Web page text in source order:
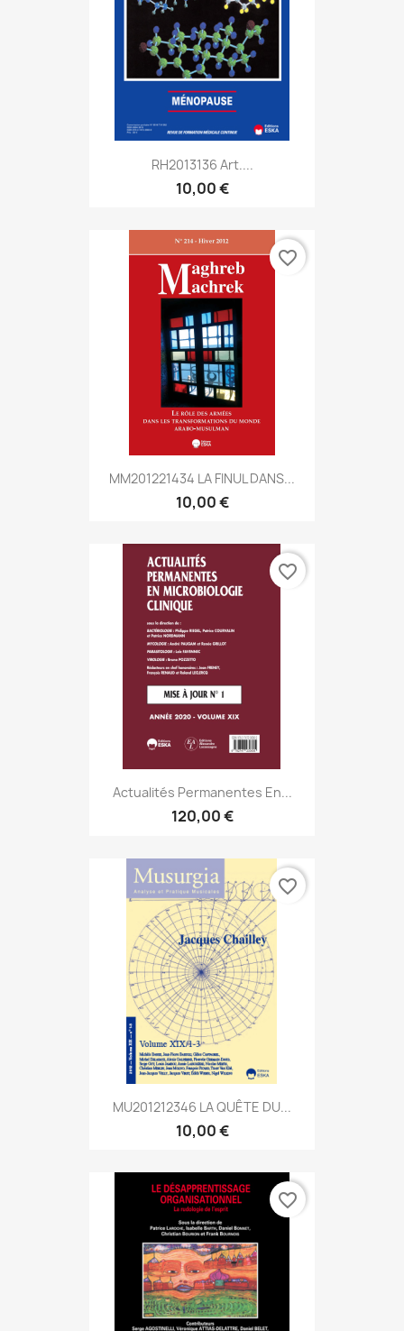
RH2013136 Art....
10,00 €
MM201221434 LA FINUL DANS...
10,00 €
favorite_border
Actualités Permanentes En...
120,00 €
favorite_border
MU201212346 LA QUÊTE DU...
10,00 €
favorite_border
favorite_border